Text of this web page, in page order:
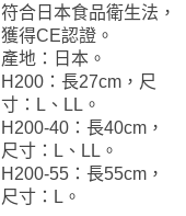
符合日本食品衛生法，
獲得CE認證。
產地：日本。
H200：長27cm，尺
寸：L、LL。
H200-40：長40cm，
尺寸：L、LL。
H200-55：長55cm，
尺寸：L。